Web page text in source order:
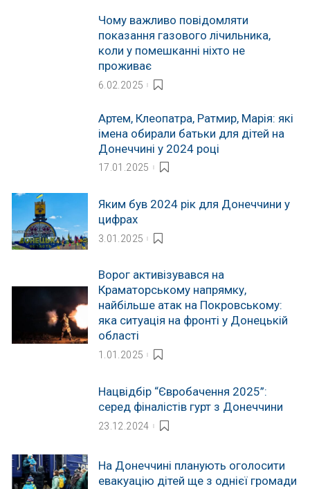
Чому важливо повідомляти
показання газового лічильника,
коли у помешканні ніхто не
проживає
6.02.2025
Артем, Клеопатра, Ратмир, Марія: які
імена обирали батьки для дітей на
Донеччині у 2024 році
17.01.2025
Яким був 2024 рік для Донеччини у
цифрах
3.01.2025
Ворог активізувався на
Краматорському напрямку,
найбільше атак на Покровському:
яка ситуація на фронті у Донецькій
області
1.01.2025
Нацвідбір “Євробачення 2025”:
серед фіналістів гурт з Донеччини
23.12.2024
На Донеччині планують оголосити
евакуацію дітей ще з однієї громади